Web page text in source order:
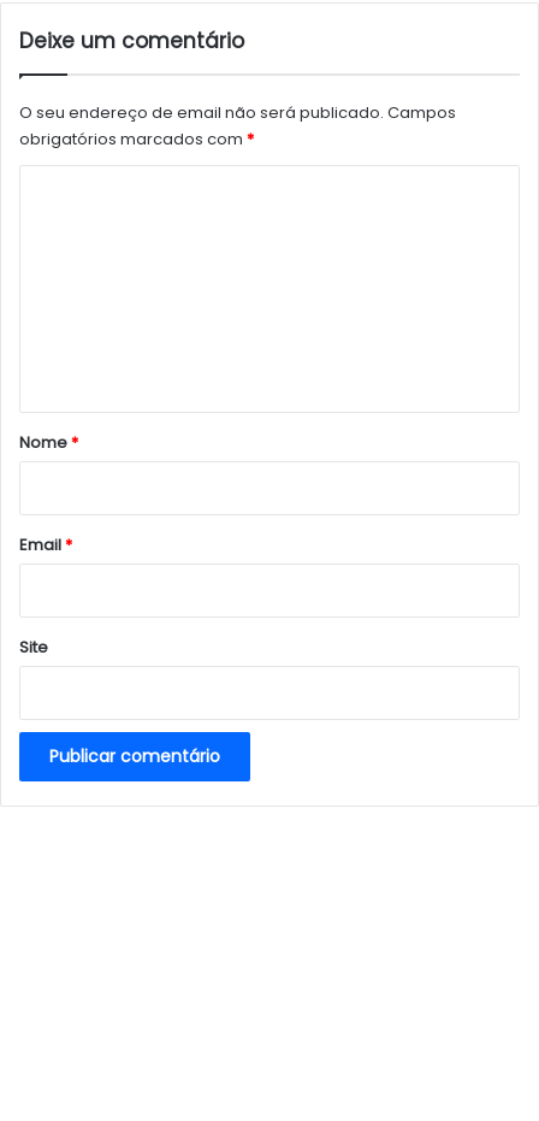
Deixe um comentário
O seu endereço de email não será publicado. Campos
obrigatórios marcados com *
r
*
Nome*
Email*
Site